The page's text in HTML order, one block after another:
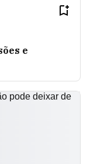
e